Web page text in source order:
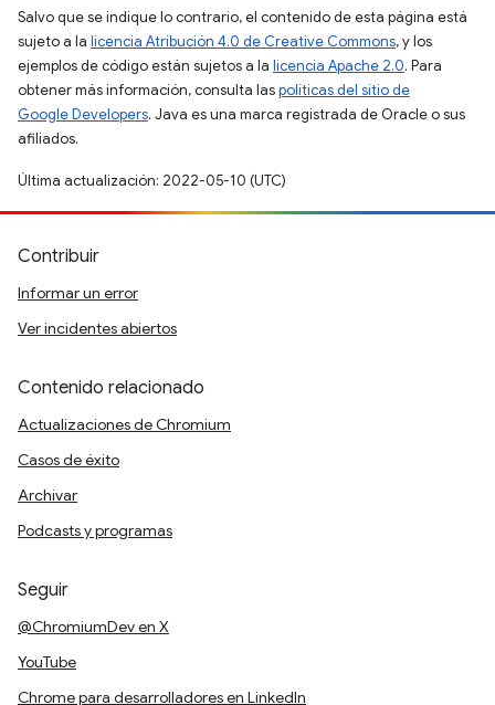
Salvo que se indique lo contrario, el contenido de esta página está
sujeto a la licencia Atribución 4.0 de Creative Commons, y los
ejemplos de código están sujetos a la licencia Apache 2.0. Para
obtener más información, consulta laspolíticas del sitio de
Google Developers. Java es una marca registrada de Oracle o sus
afiliados.
Última actualización: 2022-05-10 (UTC)
Contribuir
Informar un error
Ver incidentes abiertos
Contenido relacionado
Actualizaciones de Chromium
Casos de éxito
Archivar
Podcasts y programas
Seguir
@ChromiumDev en X
YouTube
Chrome para desarrolladores en LinkedIn